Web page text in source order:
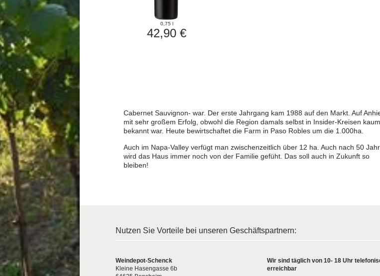
0,75 l
42,90 €
Cabernet Sauvignon- war. Der erste Jahrgang kam 1988 auf den Markt. Auf
mit sehr großem Erfolg, obwohl die Region damals selbst in Insider-Kreisen kaum
bekannt war. Heute bewirtschaftet die Farm in Paso Robles um die 1.000ha.
Auch im Napa-Valley verfügt man zwischenzeitlich über 12 ha. Auch nach 50
wird das Haus immer noch von der Familie gefüht. Das soll auch in Zukunft so
bleiben!
Nutzen Sie Vorteile bei unseren Geschäftspartnern:
Weindepot-Schenck
Kleine Hasengasse 6b
Wir sind täglich von 10- 18 Uhr
erreichbar